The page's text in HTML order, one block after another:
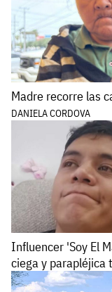
Madre recorre las
DANIELA CORDOVA
Influencer 'Soy El
ciega y parapléjica